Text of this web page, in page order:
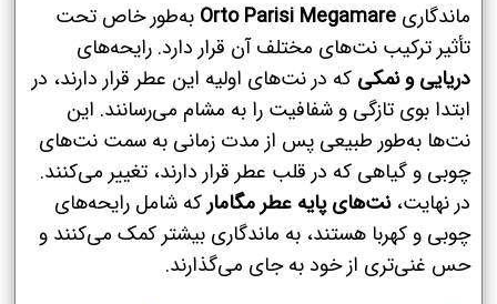
ماندگاری Orto Parisi Megamare به‌طور خاص تحت
تأثیر ترکیب نت‌های مختلف آن قرار دارد. رایحه‌های
دریایی و نمکی که در نت‌های اولیه این عطر قرار دارند، در
ابتدا بوی تازگی و شفافیت را به مشام می‌رسانند. این
نت‌ها به‌طور طبیعی پس از مدت زمانی به سمت نت‌های
چوبی و گیاهی که در قلب عطر قرار دارند، تغییر می‌کنند.
در نهایت،نت‌های پایه عطر مگامارکه شامل رایحه‌های
چوبی و کهربا هستند، به ماندگاری بیشتر کمک می‌کنند و
حس غنی‌تری از خود به جای می‌گذارند.